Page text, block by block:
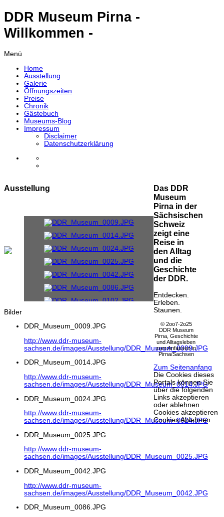
DDR Museum Pirna -
Willkommen -
Menü
Home
Ausstellung
Galerie
Öffnungszeiten
Preise
Chronik
Gästebuch
Museums-Blog
Impressum
Disclaimer
Datenschutzerklärung
Ausstellung
Bilder
DDR_Museum_0009.JPG
http://www.ddr-museum-
sachsen.de/images/Ausstellung/DDR_Museum_0009.JPG
DDR_Museum_0014.JPG
http://www.ddr-museum-
sachsen.de/images/Ausstellung/DDR_Museum_0014.JPG
DDR_Museum_0024.JPG
http://www.ddr-museum-
sachsen.de/images/Ausstellung/DDR_Museum_0024.JPG
DDR_Museum_0025.JPG
http://www.ddr-museum-
sachsen.de/images/Ausstellung/DDR_Museum_0025.JPG
DDR_Museum_0042.JPG
http://www.ddr-museum-
sachsen.de/images/Ausstellung/DDR_Museum_0042.JPG
DDR_Museum_0086.JPG
Das DDR
Museum
Pirna in der
Sächsischen
Schweiz
zeigt eine
Reise in
den Alltag
und die
Geschichte
der DDR.
Entdecken.
Erleben.
Staunen.
© 2oo7-2o25
DDR Museum
Pirna, Geschichte
und Alltagsleben
zum Anfassen in
Pirna/Sachsen
Zum Seitenanfang
Die Cookies dieses
Portals können Sie
über die folgenden
Links akzeptieren
oder ablehnen
Cookies akzeptieren
Cookies Ablehnen